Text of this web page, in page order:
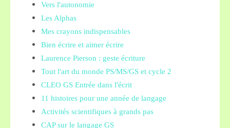
Vers l'autonomie
Les Alphas
Mes crayons indispensables
Bien écrire et aimer écrire
Laurence Pierson : geste écriture
Tout l'art du monde PS/MS/GS et cycle 2
CLEO GS Entrée dans l'écrit
11 histoires pour une année de langage
Activités scientifiques à grands pas
CAP sur le langage GS